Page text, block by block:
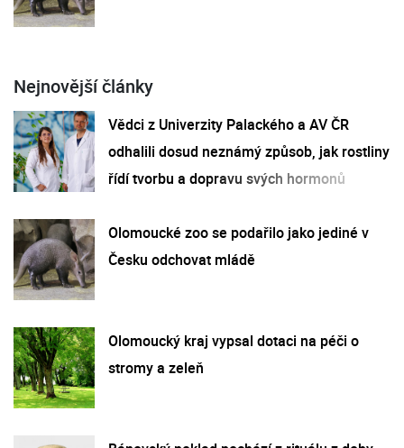
Nejnovější články
Vědci z Univerzity Palackého a AV ČR
odhalili dosud neznámý způsob, jak rostliny
řídí tvorbu a dopravu svých hormonů
Olomoucké zoo se podařilo jako jediné v
Česku odchovat mládě
Olomoucký kraj vypsal dotaci na péči o
stromy a zeleň